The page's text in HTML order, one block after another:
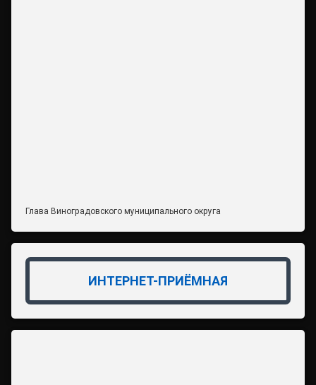
Глава Виноградовского муниципального округа
ИНТЕРНЕТ-ПРИЁМНАЯ